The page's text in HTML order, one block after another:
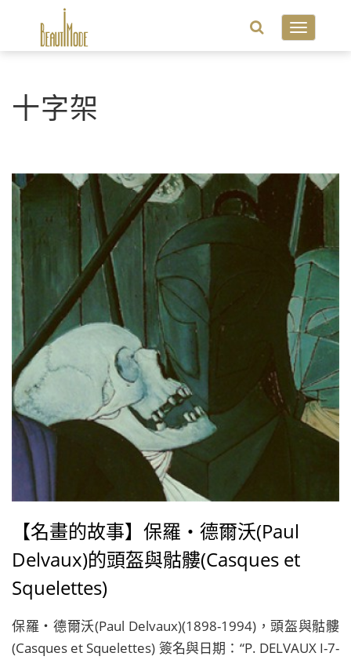
Toggle
十字架
【名畫的故事】保羅‧德爾沃(Paul
Delvaux)的頭盔與骷髏(Casques et
Squelettes)
保羅‧德爾沃(Paul Delvaux)(1898-1994)，頭盔與骷髏
(Casques et Squelettes) 簽名與日期：“P. DELVAUX I-7-